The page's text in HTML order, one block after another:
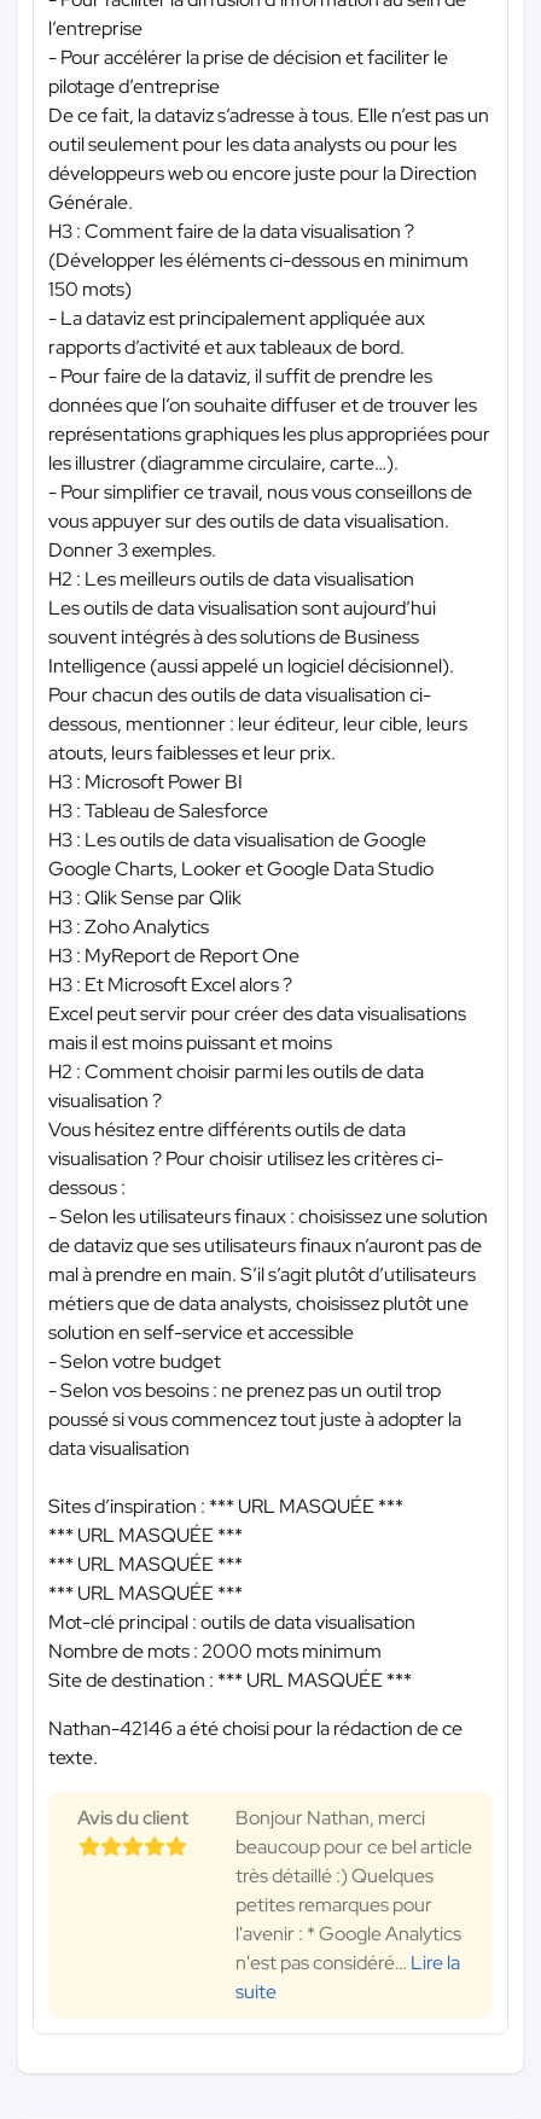
l’entreprise
- Pour accélérer la prise de décision et faciliter le
pilotage d’entreprise
De ce fait, la dataviz s’adresse à tous. Elle n’est pas un
outil seulement pour les data analysts ou pour les
développeurs web ou encore juste pour la Direction
Générale.
H3 : Comment faire de la data visualisation ?
(Développer les éléments ci-dessous en minimum
150 mots)
- La dataviz est principalement appliquée aux
rapports d’activité et aux tableaux de bord.
- Pour faire de la dataviz, il suffit de prendre les
données que l’on souhaite diffuser et de trouver les
représentations graphiques les plus appropriées pour
les illustrer (diagramme circulaire, carte…).
- Pour simplifier ce travail, nous vous conseillons de
vous appuyer sur des outils de data visualisation.
Donner 3 exemples.
H2 : Les meilleurs outils de data visualisation
Les outils de data visualisation sont aujourd’hui
souvent intégrés à des solutions de Business
Intelligence (aussi appelé un logiciel décisionnel).
Pour chacun des outils de data visualisation ci-
dessous, mentionner : leur éditeur, leur cible, leurs
atouts, leurs faiblesses et leur prix.
H3 : Microsoft Power BI
H3 : Tableau de Salesforce
H3 : Les outils de data visualisation de Google
Google Charts, Looker et Google Data Studio
H3 : Qlik Sense par Qlik
H3 : Zoho Analytics
H3 : MyReport de Report One
H3 : Et Microsoft Excel alors ?
Excel peut servir pour créer des data visualisations
mais il est moins puissant et moins
H2 : Comment choisir parmi les outils de data
visualisation ?
Vous hésitez entre différents outils de data
visualisation ? Pour choisir utilisez les critères ci-
dessous :
- Selon les utilisateurs finaux : choisissez une solution
de dataviz que ses utilisateurs finaux n’auront pas de
mal à prendre en main. S’il s’agit plutôt d’utilisateurs
métiers que de data analysts, choisissez plutôt une
solution en self-service et accessible
- Selon votre budget
- Selon vos besoins : ne prenez pas un outil trop
poussé si vous commencez tout juste à adopter la
data visualisation
Sites d’inspiration : *** URL MASQUÉE ***
*** URL MASQUÉE ***
*** URL MASQUÉE ***
*** URL MASQUÉE ***
Mot-clé principal : outils de data visualisation
Nombre de mots : 2000 mots minimum
Site de destination : *** URL MASQUÉE ***
Nathan-42146 a été choisi pour la rédaction de ce
texte.
Avis du client
Bonjour Nathan, merci
beaucoup pour ce bel article
très détaillé :) Quelques
petites remarques pour
l'avenir : * Google Analytics
n'est pas considéré… Lire la
suite